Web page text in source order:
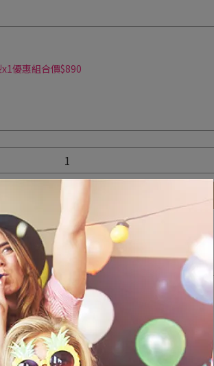
優惠組合價$890
高 」可以折抵紅利 11 點 (約等於
已加購0件 (本區商品可以加購
圓錐氣球座-典雅金(112725.99)